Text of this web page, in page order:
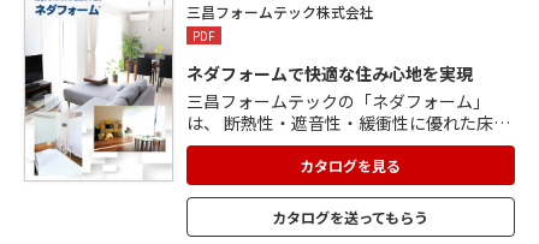
三昌フォームテック株式会社
PDF
ネダフォームで快適な住み心地を実現
三昌フォームテックの「ネダフォーム」
は、 断熱性・遮音性・緩衝性に優れた床下
地材です。 床の衝撃振動音を軽減し、集合
住宅における上下階の 遮音性にも効果があ
るため、住宅のみならず幼稚園、 学校、病
院などでも採用を頂いております。 万一の
転倒時にも、発泡プラスチックの緩衝性が
カタログを見る
カタログを送ってもらう